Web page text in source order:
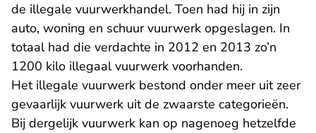
de illegale vuurwerkhandel. Toen had hij in zijn
auto, woning en schuur vuurwerk opgeslagen. In
totaal had die verdachte in 2012 en 2013 zo’n
1200 kilo illegaal vuurwerk voorhanden.
Het illegale vuurwerk bestond onder meer uit zeer
gevaarlijk vuurwerk uit de zwaarste categorieën.
Bij dergelijk vuurwerk kan op nagenoeg hetzelfde